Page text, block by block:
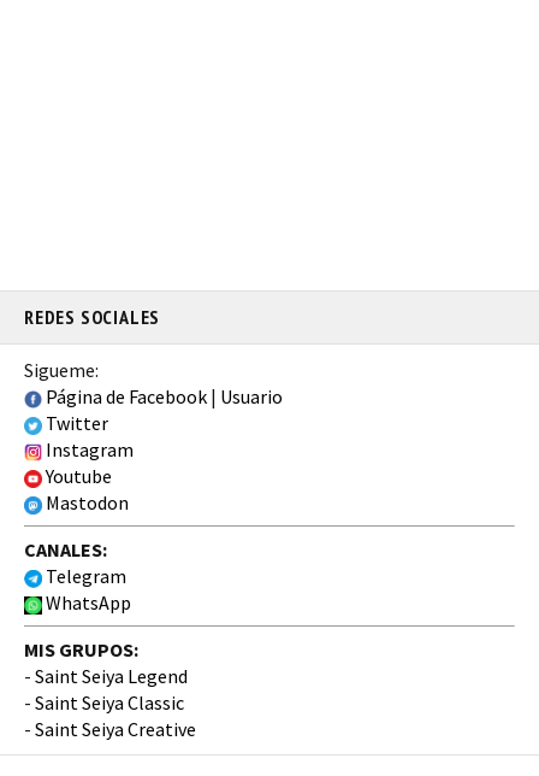
REDES SOCIALES
Sigueme:
Página de Facebook | Usuario
Twitter
Instagram
Youtube
Mastodon
CANALES:
Telegram
WhatsApp
MIS GRUPOS:
- Saint Seiya Legend
- Saint Seiya Classic
- Saint Seiya Creative